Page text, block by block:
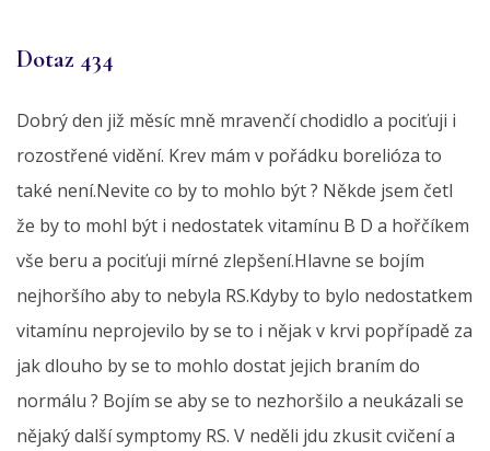
Dotaz 434
Dobrý den již měsíc mně mravenčí chodidlo a pociťuji i
rozostřené vidění. Krev mám v pořádku borelióza to
také není.Nevite co by to mohlo být ? Někde jsem četl
že by to mohl být i nedostatek vitamínu B D a hořčíkem
vše beru a pociťuji mírné zlepšení.Hlavne se bojím
nejhoršího aby to nebyla RS.Kdyby to bylo nedostatkem
vitamínu neprojevilo by se to i nějak v krvi popřípadě za
jak dlouho by se to mohlo dostat jejich braním do
normálu ? Bojím se aby se to nezhoršilo a neukázali se
nějaký další symptomy RS. V neděli jdu zkusit cvičení a